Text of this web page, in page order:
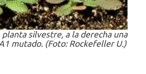
planta silvestre, a la derecha una
mutado. (Foto: Rockefeller U.)